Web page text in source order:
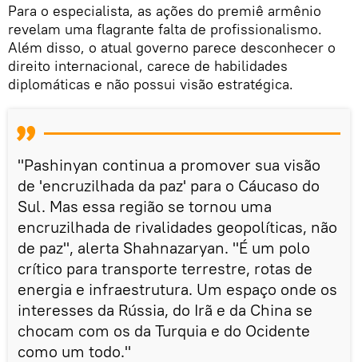
Para o especialista, as ações do premiê armênio
revelam uma flagrante falta de profissionalismo.
Além disso, o atual governo parece desconhecer o
direito internacional, carece de habilidades
diplomáticas e não possui visão estratégica.
"Pashinyan continua a promover sua visão
de 'encruzilhada da paz' para o Cáucaso do
Sul. Mas essa região se tornou uma
encruzilhada de rivalidades geopolíticas, não
de paz", alerta Shahnazaryan. "É um polo
crítico para transporte terrestre, rotas de
energia e infraestrutura. Um espaço onde os
interesses da Rússia, do Irã e da China se
chocam com os da Turquia e do Ocidente
como um todo."